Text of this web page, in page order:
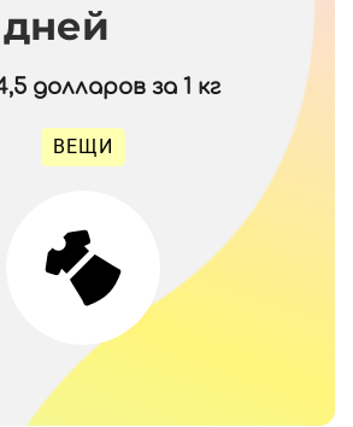
дней
долларов за 1 кг
ВЕЩИ